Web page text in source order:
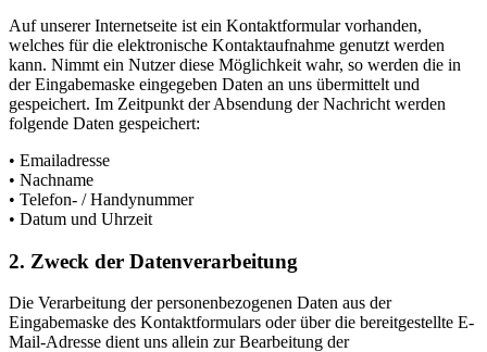
Auf unserer Internetseite ist ein Kontaktformular vorhanden,
welches für die elektronische Kontaktaufnahme genutzt werden
kann. Nimmt ein Nutzer diese Möglichkeit wahr, so werden die in
der Eingabemaske eingegeben Daten an uns übermittelt und
gespeichert. Im Zeitpunkt der Absendung der Nachricht werden
folgende Daten gespeichert:
• Emailadresse
• Nachname
• Telefon- / Handynummer
• Datum und Uhrzeit
2. Zweck der Datenverarbeitung
Die Verarbeitung der personenbezogenen Daten aus der
Eingabemaske des Kontaktformulars oder über die bereitgestellte E-
Mail-Adresse dient uns allein zur Bearbeitung der